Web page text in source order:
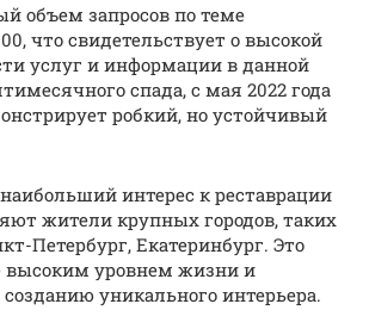
объем запросов по теме
что свидетельствует о высокой
услуг и информации в данной
спада, с мая 2022 года
робкий, но устойчивый
интерес к реставрации
жители крупных городов, таких
Петербург, Екатеринбург. Это
высоким уровнем жизни и
уникального интерьера.